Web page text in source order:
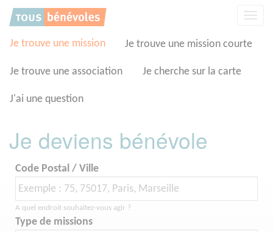
Je trouve une mission Je trouve une mission courte
Je trouve une association Je cherche sur la carte
J'ai une question
Je deviens bénévole
Code Postal / Ville
A quel endroit souhaitez-vous agir ?
Type de missions
Panneau de gestion des cookies